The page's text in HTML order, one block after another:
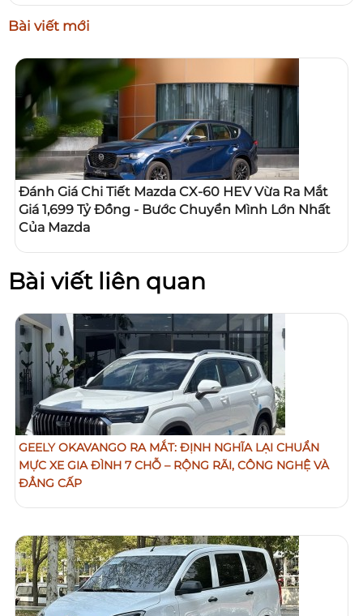
Bài viết mới
Đánh Giá Chi Tiết Mazda CX-60 HEV Vừa Ra Mắt
Giá 1,699 Tỷ Đồng - Bước Chuyển Mình Lớn Nhất
Của Mazda
Bài viết liên quan
GEELY OKAVANGO RA MẮT: ĐỊNH NGHĨA LẠI CHUẨN
MỰC XE GIA ĐÌNH 7 CHỖ – RỘNG RÃI, CÔNG NGHỆ VÀ
ĐẲNG CẤP